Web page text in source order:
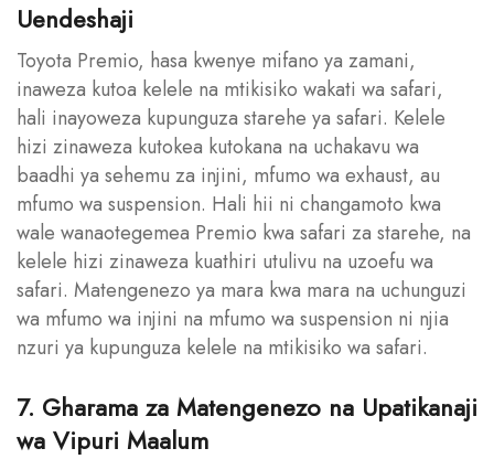
Uendeshaji
Toyota Premio, hasa kwenye mifano ya zamani,
inaweza kutoa kelele na mtikisiko wakati wa safari,
hali inayoweza kupunguza starehe ya safari. Kelele
hizi zinaweza kutokea kutokana na uchakavu wa
baadhi ya sehemu za injini, mfumo wa exhaust, au
mfumo wa suspension. Hali hii ni changamoto kwa
wale wanaotegemea Premio kwa safari za starehe, na
kelele hizi zinaweza kuathiri utulivu na uzoefu wa
safari. Matengenezo ya mara kwa mara na uchunguzi
wa mfumo wa injini na mfumo wa suspension ni njia
nzuri ya kupunguza kelele na mtikisiko wa safari.
7. Gharama za Matengenezo na Upatikanaji
wa Vipuri Maalum